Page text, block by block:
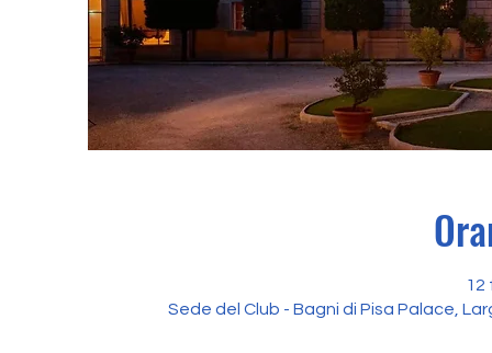
12
Sede del Club - Bagni di Pisa Palace,